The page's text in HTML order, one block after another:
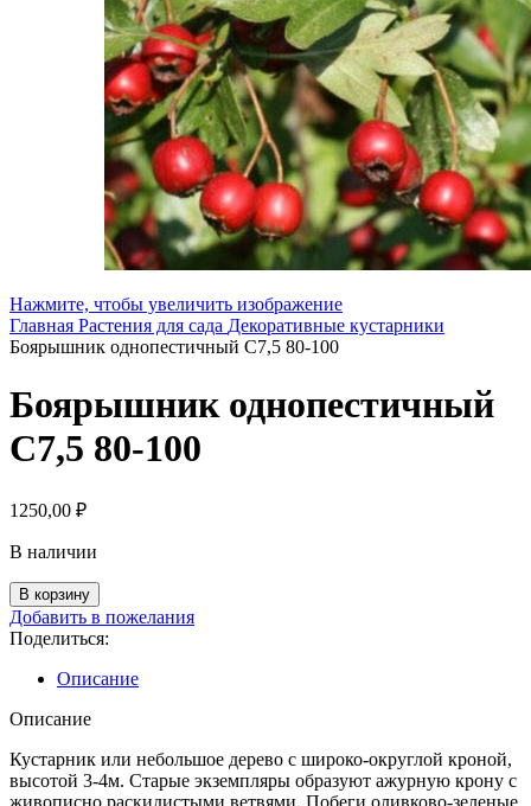
Нажмите, чтобы увеличить изображение
Главная Растения для сада Декоративные кустарники
Боярышник однопестичный С7,5 80-100
Боярышник однопестичный
С7,5 80-100
1250,00 ₽
В наличии
Количество
товара
Боярышник
однопестичный
С7,5
100
В корзину
Добавить в пожелания
Поделиться:
Описание
Описание
Кустарник или небольшое дерево с широко-округлой кроной,
высотой 3-4м. Старые экземпляры образуют ажурную крону с
живописно раскидистыми ветвями. Побеги оливково-зеленые